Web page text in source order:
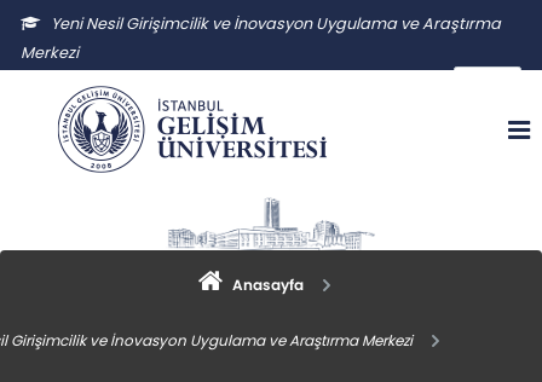
Yeni Nesil Girişimcilik ve İnovasyon Uygulama ve Araştırma
Merkezi
yngiuam@gelisim.edu.tr
Anasayfa
Girişimcilik ve İnovasyon Uygulama ve Araştırma Merkezi